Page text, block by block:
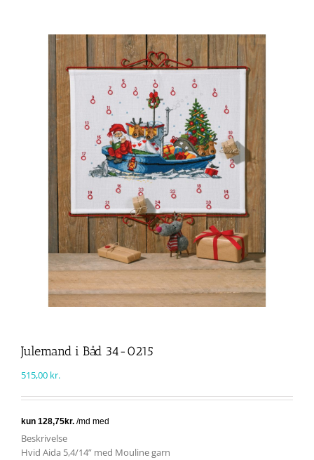
Julemand i Båd 34-0215
515,00 kr.
Beskrivelse
Hvid Aida 5,4/14” med Mouline garn